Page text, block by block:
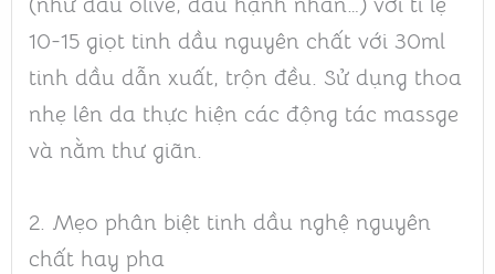
10-15 giọt tinh dầu nguyên chất với 30ml
tinh dầu dẫn xuất, trộn đều. Sử dụng thoa
nhẹ lên da thực hiện các động tác massge
và nằm thư giãn.
2. Mẹo phân biệt tinh dầu nghệ nguyên
chất hay pha